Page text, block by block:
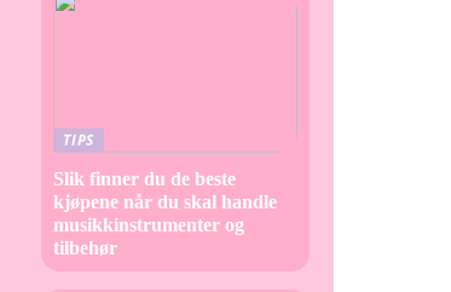
TIPS
Slik finner du de beste
kjøpene når du skal handle
musikkinstrumenter og
tilbehør